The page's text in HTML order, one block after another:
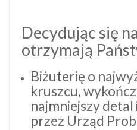
Decydując się
otrzymają
Biżuterię o
kruszcu,
najmniejszy
przez Urząd